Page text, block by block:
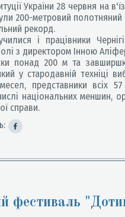
України 28 червня на
200-метровий
рекорд.
і працівники
з директором Інною
понад 200 м та
у стародавній техніці
представники всіх
національних меншин,
справи.
фестиваль